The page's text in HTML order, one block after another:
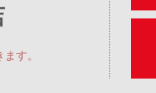
す。